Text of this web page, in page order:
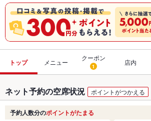
トップ メニュー
クーポン
1 店内
ネット予約の空席状況 ポイントがつかえる
予約人数分のポイントがたまる